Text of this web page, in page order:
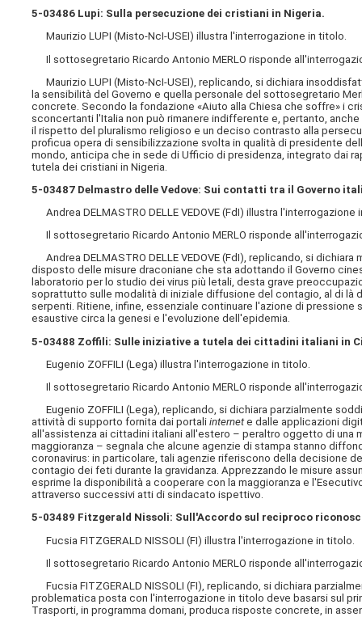
5-03486 Lupi: Sulla persecuzione dei cristiani in Nigeria.
Maurizio LUPI (Misto-NcI-USEI) illustra l'interrogazione in titolo.
Il sottosegretario Ricardo Antonio MERLO risponde
Maurizio LUPI (Misto-NcI-USEI), replicando, si dichiara
la sensibilità del Governo e quella personale del sottosegretario
concrete. Secondo la fondazione «Aiuto alla Chiesa che soffre» i
sconcertanti l'Italia non può rimanere indifferente e, pertanto,
il rispetto del pluralismo religioso e un deciso contrasto alla
proficua opera di sensibilizzazione svolta in qualità di presidente
mondo, anticipa che in sede di Ufficio di presidenza, integrato dai
tutela dei cristiani in Nigeria.
5-03487 Delmastro delle Vedove: Sui contatti tra il Governo
Andrea DELMASTRO DELLE VEDOVE (FdI) illustra l'interrogazione
Il sottosegretario Ricardo Antonio MERLO risponde
Andrea DELMASTRO DELLE VEDOVE (FdI), replicando, si
disposto delle misure draconiane che sta adottando il Governo
laboratorio per lo studio dei virus più letali, desta grave
soprattutto sulle modalità di iniziale diffusione del contagio, al di là
serpenti. Ritiene, infine, essenziale continuare l'azione di
esaustive circa la genesi e l'evoluzione dell'epidemia.
5-03488 Zoffili: Sulle iniziative a tutela dei cittadini italiani in
Eugenio ZOFFILI (Lega) illustra l'interrogazione in titolo.
Il sottosegretario Ricardo Antonio MERLO risponde
Eugenio ZOFFILI (Lega), replicando, si dichiara parzialmente
attività di supporto fornita dai portaliinternete dalle applicazioni
all'assistenza ai cittadini italiani all'estero – peraltro oggetto di una
maggioranza – segnala che alcune agenzie di stampa stanno
coronavirus: in particolare, tali agenzie riferiscono della decisione
contagio dei feti durante la gravidanza. Apprezzando le misure
esprime la disponibilità a cooperare con la maggioranza e
attraverso successivi atti di sindacato ispettivo.
5-03489 Fitzgerald Nissoli: Sull'Accordo sul reciproco
Fucsia FITZGERALD NISSOLI (FI) illustra l'interrogazione in titolo.
Il sottosegretario Ricardo Antonio MERLO risponde
Fucsia FITZGERALD NISSOLI (FI), replicando, si dichiara
problematica posta con l'interrogazione in titolo deve basarsi sul
Trasporti, in programma domani, produca risposte concrete, in